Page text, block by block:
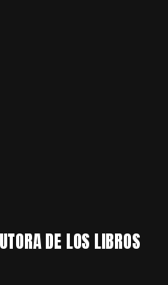
DE LOS LIBROS